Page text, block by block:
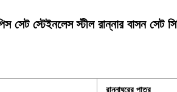
সেট স্টেইনলেস স্টীল রান্নার বাসন সেট
রান্নাঘরের পাত্র